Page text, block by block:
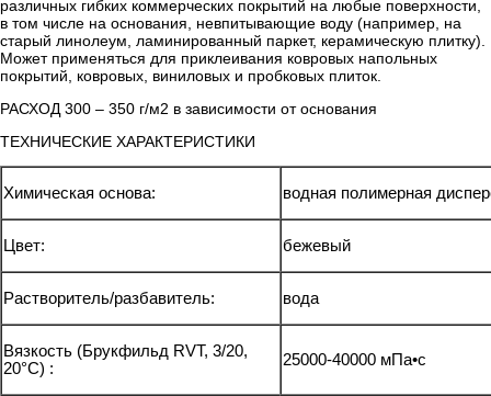
различных гибких коммерческих покрытий на любые поверхности,
в том числе на основания, невпитывающие воду (например, на
старый линолеум, ламинированный паркет, керамическую плитку).
Может применяться для приклеивания ковровых напольных
покрытий, ковровых, виниловых и пробковых плиток.
РАСХОД 300 – 350 г/м2 в зависимости от основания
ТЕХНИЧЕСКИЕ ХАРАКТЕРИСТИКИ
Химическая основа: водная полимерная
Цвет: бежевый
Растворитель/разбавитель: вода
Вязкость (Брукфильд RVT, 3/20,
20°C) :
25000-40000 мПа•с